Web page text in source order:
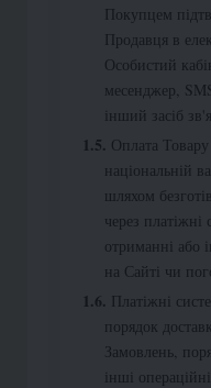
Покупцем
Продавця в
Особистий
месенджер,
інший засіб
Оплата
національній
шляхом
через
отриманні або
на Сайті чи
Платіжні
порядок
Замовлень,
інші